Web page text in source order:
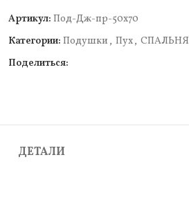
Артикул: Под-Дж-пр-50х70
Категории: Подушки , Пух, СПАЛЬНЯ
Поделиться:
ДЕТАЛИ